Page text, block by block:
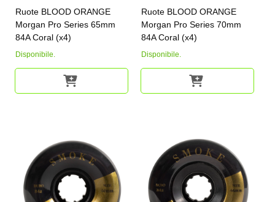
Ruote BLOOD ORANGE
Morgan Pro Series 65mm
84A Coral (x4)
Disponibile.
Ruote BLOOD ORANGE
Morgan Pro Series 70mm
84A Coral (x4)
Disponibile.